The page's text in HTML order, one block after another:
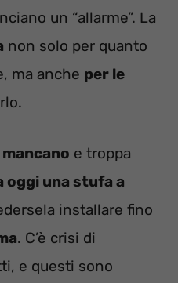
un “allarme”. La
non solo per quanto
ma anche per le
e troppa
oggi una stufa a
installare fino
. C’è crisi di
e questi sono